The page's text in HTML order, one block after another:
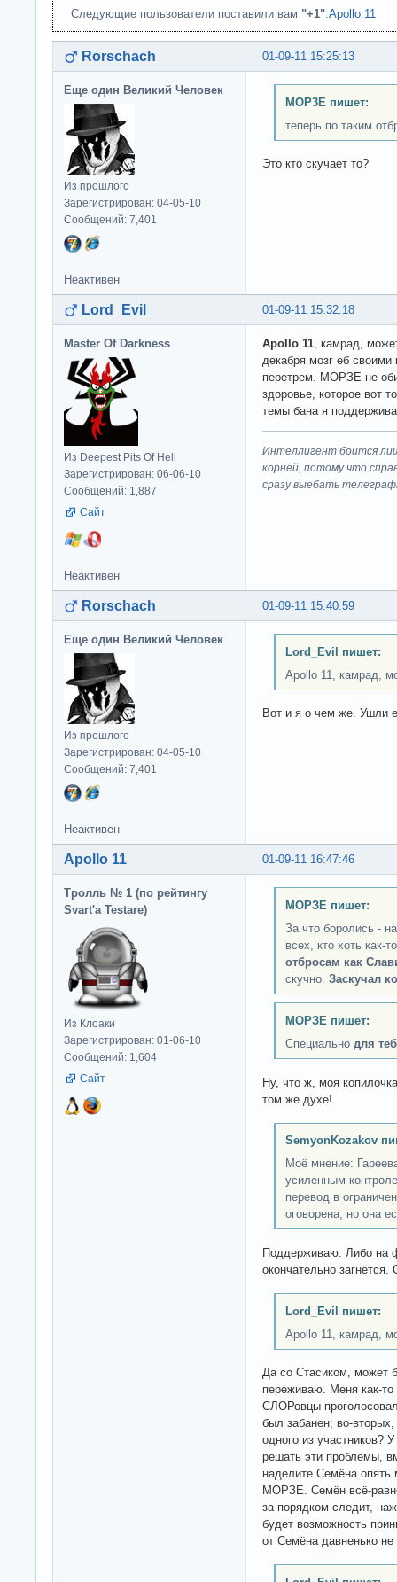
Следующие пользователи поставили вам "+1":Apollo 11
01-09-11 15:25:13
Rorschach
Еще один Великий Человек
Из прошлого
Зарегистрирован: 04-05-10
Сообщений: 7,401
MOP3E пишет:
теперь по таким
Это кто скучает то?
Неактивен
01-09-11 15:32:18
Lord_Evil
Master Of Darkness
Из Deepest Pits Of Hell
Зарегистрирован: 06-06-10
Сообщений: 1,887
Сайт
Apollo 11, камрад,
декабря мозг еб
перетрем. МОРЗЕ не
здоровье, которое вот
темы бана я
Интеллигент боится
корней, потому что
сразу выeбaть
Неактивен
01-09-11 15:40:59
Rorschach
Еще один Великий Человек
Из прошлого
Зарегистрирован: 04-05-10
Сообщений: 7,401
Lord_Evil пишет:
Apollo 11, камрад,
Вот и я о чем же. Ушли
Неактивен
01-09-11 16:47:46
Apollo 11
Тролль № 1 (по рейтингу
Svart'а Testare)
Из Клоаки
Зарегистрирован: 01-06-10
Сообщений: 1,604
Сайт
МОРЗЕ пишет:
За что боролись -
всех, кто хоть как-
отбросам как
скучно. Заскучал
МОРЗЕ пишет:
Специально для
Ну, что ж, моя
том же духе!
SemyonKozakov
Моё мнение:
усиленным
перевод в
оговорена, но она
Поддерживаю. Либо на
окончательно
Lord_Evil пишет:
Apollo 11, камрад,
Да со Стасиком, может
переживаю. Меня как-
СЛОРовцы
был забанен; во-
одного из участников?
решать эти проблемы,
наделите Семёна
МОРЗЕ. Семён всё-
за порядком следит,
будет возможность
от Семёна давненько